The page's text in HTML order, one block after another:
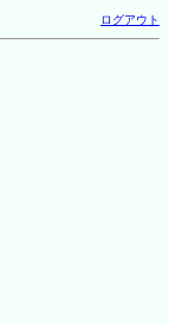
ログアウト